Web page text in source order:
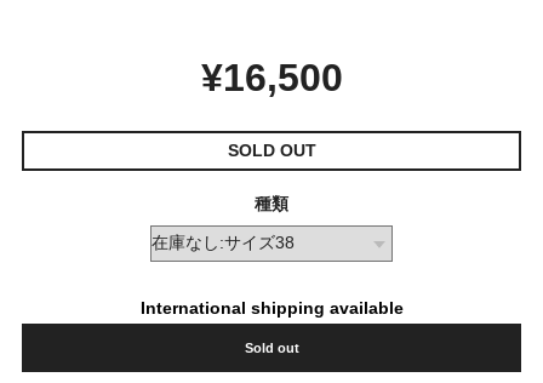
¥16,500
SOLD OUT
種類
International shipping available
Sold out